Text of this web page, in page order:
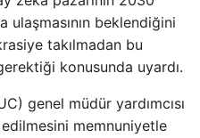
ulaşmasının beklendiğini
takılmadan bu
konusunda uyardı.
genel müdür yardımcısı
memnuniyetle